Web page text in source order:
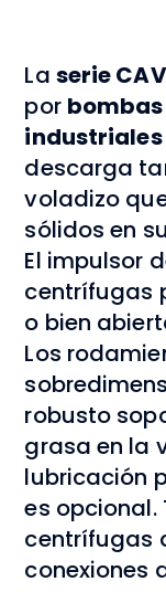
La serie CAV
por
industriales
descarga
voladizo
sólidos en
El impulsor
centrífugas
o bien
Los
robusto
grasa en la
lubricación
es
centrífugas
conexiones